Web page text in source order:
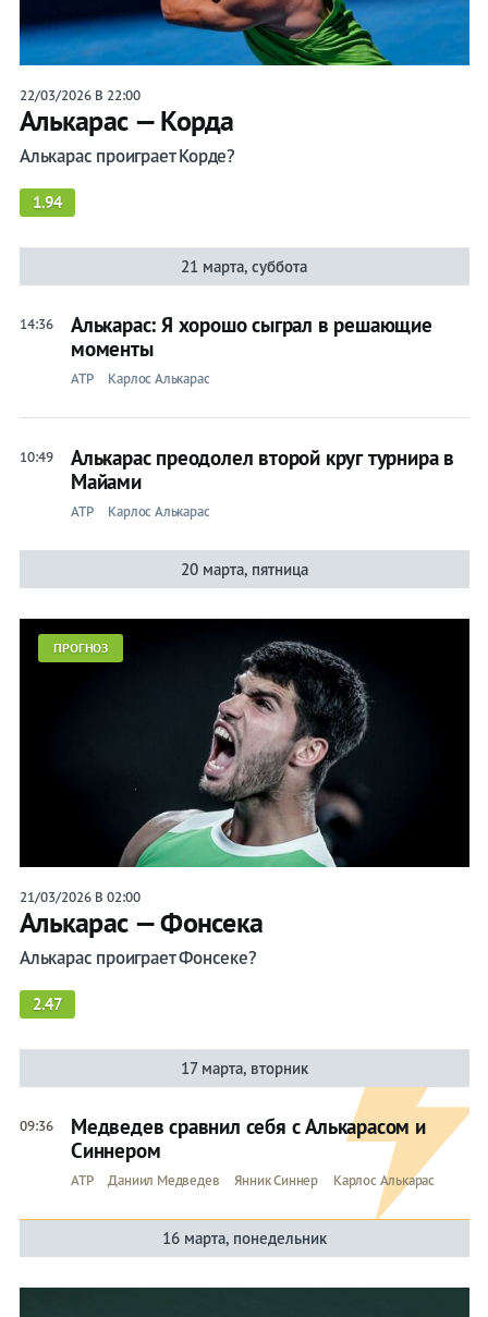
22/03/2026 В 22:00
Алькарас — Корда
Алькарас проиграет Корде?
1.94
21 марта, суббота
14:36
Алькарас: Я хорошо сыграл в решающие
моменты
ATP Карлос Алькарас
10:49
Алькарас преодолел второй круг турнира в
Майами
ATP Карлос Алькарас
20 марта, пятница
ПРОГНОЗ
21/03/2026 В 02:00
Алькарас — Фонсека
Алькарас проиграет Фонсеке?
2.47
17 марта, вторник
09:36
Медведев сравнил себя с Алькарасом и
Синнером
ATP Даниил Медведев Янник Синнер Карлос Алькарас
16 марта, понедельник